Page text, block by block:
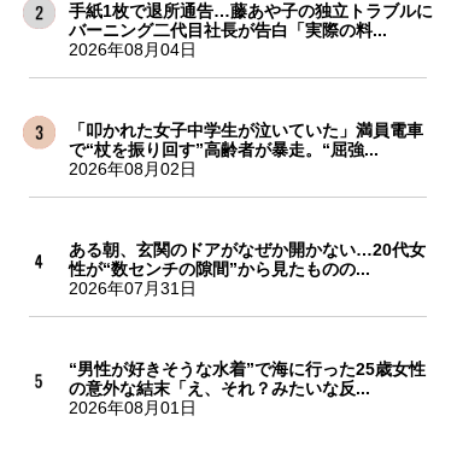
手紙1枚で退所通告…藤あや子の独立トラブルに
バーニング二代目社長が告白「実際の料...
2026年08月04日
「叩かれた女子中学生が泣いていた」満員電車
で“杖を振り回す”高齢者が暴走。“屈強...
2026年08月02日
ある朝、玄関のドアがなぜか開かない…20代女
性が“数センチの隙間”から見たものの...
2026年07月31日
“男性が好きそうな水着”で海に行った25歳女性
の意外な結末「え、それ？みたいな反...
2026年08月01日